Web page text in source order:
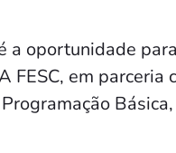
a oportunidade
FESC, em parceria